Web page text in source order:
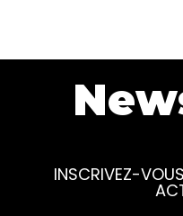
INSCRIVEZ-